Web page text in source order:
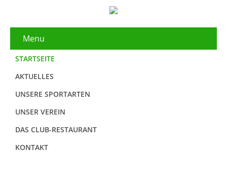
Menu
STARTSEITE
AKTUELLES
UNSERE SPORTARTEN
UNSER VEREIN
DAS CLUB-RESTAURANT
KONTAKT